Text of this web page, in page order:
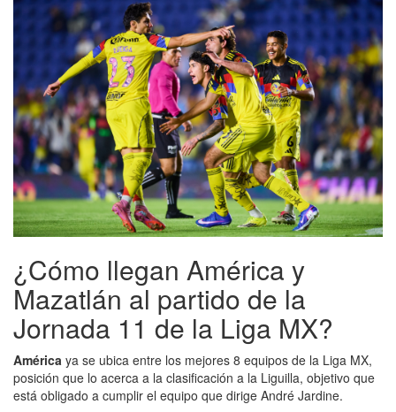
¿Cómo llegan América y
Mazatlán al partido de la
Jornada 11 de la Liga MX?
América ya se ubica entre los mejores 8 equipos de la Liga MX,
posición que lo acerca a la clasificación a la Liguilla, objetivo que
está obligado a cumplir el equipo que dirige André Jardine.